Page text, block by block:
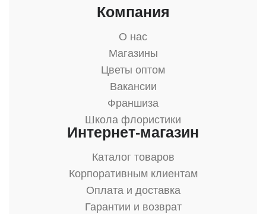
Компания
О нас
Магазины
Цветы оптом
Вакансии
Франшиза
Школа флористики
Интернет-магазин
Каталог товаров
Корпоративным клиентам
Оплата и доставка
Гарантии и возврат